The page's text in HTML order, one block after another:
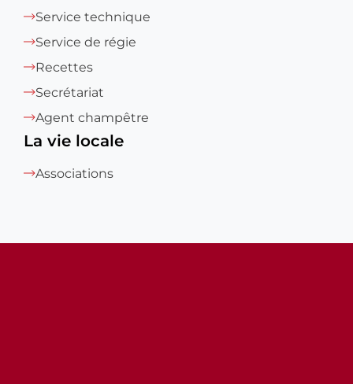
Service technique
Service de régie
Recettes
Secrétariat
Agent champêtre
La vie locale
Associations